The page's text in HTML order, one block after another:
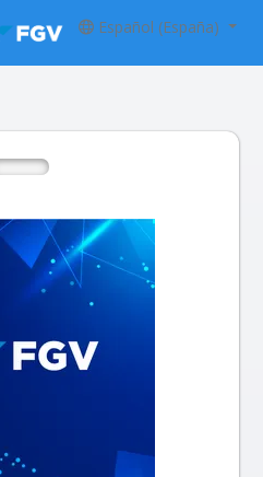
Español (España)